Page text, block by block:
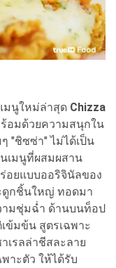
มนูใหม่ล่าสุด Chizza
อมด้วยความสนุกใน
"ชิซซ่า" ไม่ได้เป็น
เมนูที่ผสมผสาน
อยแบบออริจินัลของ
ดูกชิ้นใหญ่ ทอดมา
ามชุ่มฉ่ำ ด้านบนท็อป
ข้มข้น สูตรเฉพาะ
เรลล่าชีสละลาย
าะตัว ให้ได้รับ